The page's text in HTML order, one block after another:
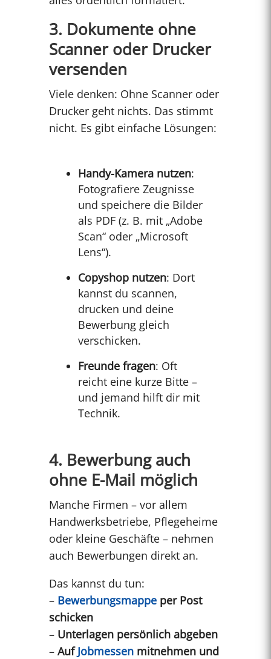
3. Dokumente ohne
Scanner oder Drucker
versenden
Viele denken: Ohne Scanner oder
Drucker geht nichts. Das stimmt
nicht. Es gibt einfache Lösungen:
Handy-Kamera nutzen:
Fotografiere Zeugnisse
und speichere die Bilder
als PDF (z. B. mit „Adobe
Scan“ oder „Microsoft
Lens“).
Copyshop nutzen: Dort
kannst du scannen,
drucken und deine
Bewerbung gleich
verschicken.
Freunde fragen: Oft
reicht eine kurze Bitte –
und jemand hilft dir mit
Technik.
4. Bewerbung auch
ohne E-Mail möglich
Manche Firmen – vor allem
Handwerksbetriebe, Pflegeheime
oder kleine Geschäfte – nehmen
auch Bewerbungen direkt an.
Das kannst du tun:
– Bewerbungsmappeper Post
schicken
– Unterlagen persönlich abgeben
– AufJobmessenmitnehmen und